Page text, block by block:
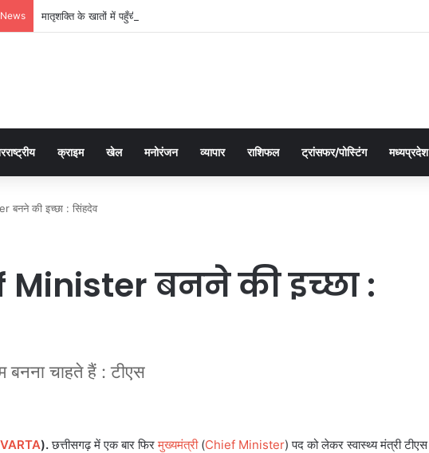
मातृशक्ति के खातों में पहुँची महतारी वंदन योजना की 30वीं किस्त, 630.55 करोड़ रुपये ट्रांसफर
क्राइम खेल मनोरंजन व्यापार राशिफल ट्रांसफर/पोस्टिंग मध्यप्रदेश
बनने की इच्छा : सिंहदेव
बनने की इच्छा :
बनना चाहते हैं : टीएस
).छत्तीसगढ़ में एक बार फिरमुख्यमंत्री(Chief Minister) पद को लेकर स्वास्थ्य मंत्री टीएस